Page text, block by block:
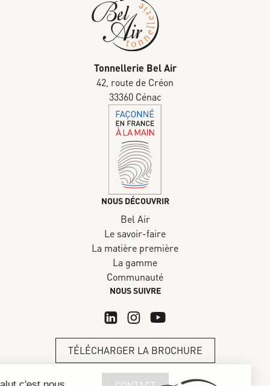
Tonnellerie Bel Air
42, route de Créon
33360 Cénac
NOUS DÉCOUVRIR
Bel Air
Le savoir-faire
La matière première
La gamme
Communauté
NOUS SUIVRE
TÉLÉCHARGER LA BROCHURE